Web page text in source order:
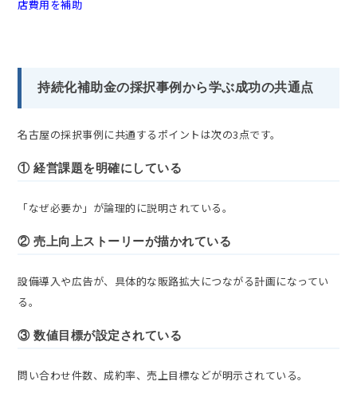
店費用を補助
持続化補助金の採択事例から学ぶ成功の共通点
名古屋の採択事例に共通するポイントは次の3点です。
① 経営課題を明確にしている
「なぜ必要か」が論理的に説明されている。
② 売上向上ストーリーが描かれている
設備導入や広告が、具体的な販路拡大につながる計画になってい
る。
③ 数値目標が設定されている
問い合わせ件数、成約率、売上目標などが明示されている。